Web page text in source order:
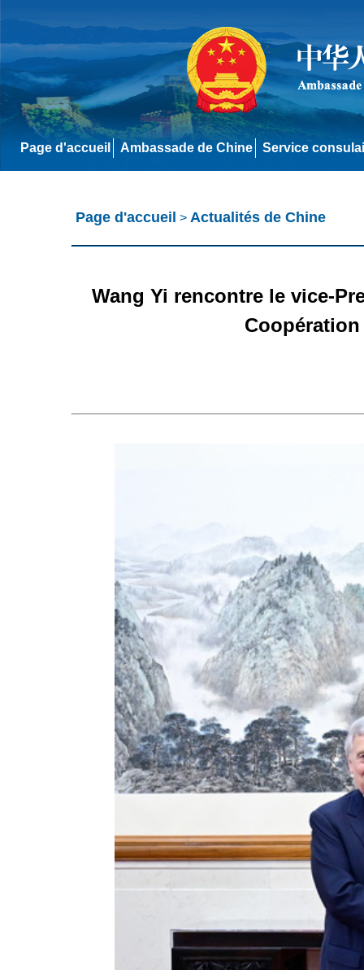
Page d'accueil Ambassade de Chine Service
Page d'accueil > Actualités de Chine
Wang Yi rencontre le vice-